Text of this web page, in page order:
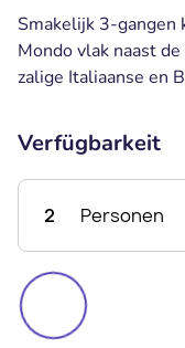
Smakelijk 3-
Mondo vlak naast
zalige Italiaanse en
Verfügbarkeit
2 Personen